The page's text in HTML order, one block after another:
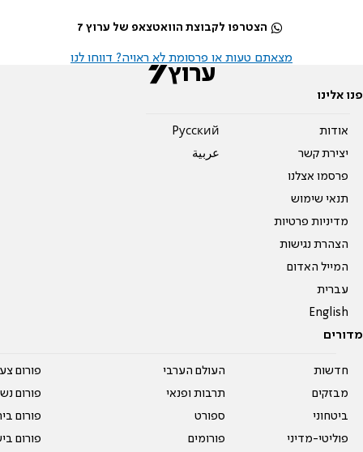
הצטרפו לקבוצת הוואטצאפ של ערוץ 7
מצאתם טעות או פרסומת לא ראויה? דווחו לנו
פנו אלינו
אודות
יצירת קשר
פרסמו אצלנו
תנאי שימוש
מדיניות פרטיות
הצהרת נגישות
המייל האדום
עברית
English
Pусский
عربية
מדורים
חדשות
מבזקים
ביטחוני
פוליטי-מדיני
העולם הערבי
תרבות ופנאי
ספורט
פורומים
פורום
פורום
פורום
פורום